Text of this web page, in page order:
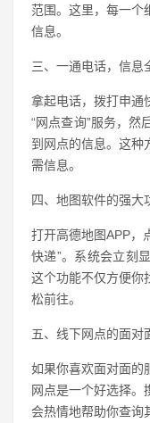
范围。这里，每一个
信息。
三、一通电话，信息
拿起电话，拨打申通
“网点查询”服务，然
到网点的信息。这种
需信息。
四、地图软件的强大
打开高德地图APP，
快递”。系统会立刻
这个功能不仅方便你
松前往。
五、线下网点的面对
如果你喜欢面对面的
网点是一个好选择。
会热情地帮助你查询